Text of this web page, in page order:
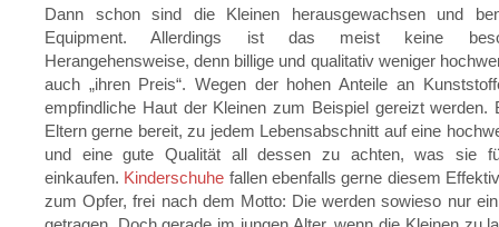
Dann schon sind die Kleinen herausgewachsen und
Equipment. Allerdings ist das meist keine
Herangehensweise, denn billige und qualitativ weniger
auch „ihren Preis“. Wegen der hohen Anteile an
empfindliche Haut der Kleinen zum Beispiel gereizt werden.
Eltern gerne bereit, zu jedem Lebensabschnitt auf eine
und eine gute Qualität all dessen zu achten, was sie
einkaufen. Kinderschuhe fallen ebenfalls gerne diesem
zum Opfer, frei nach dem Motto: Die werden sowieso nur